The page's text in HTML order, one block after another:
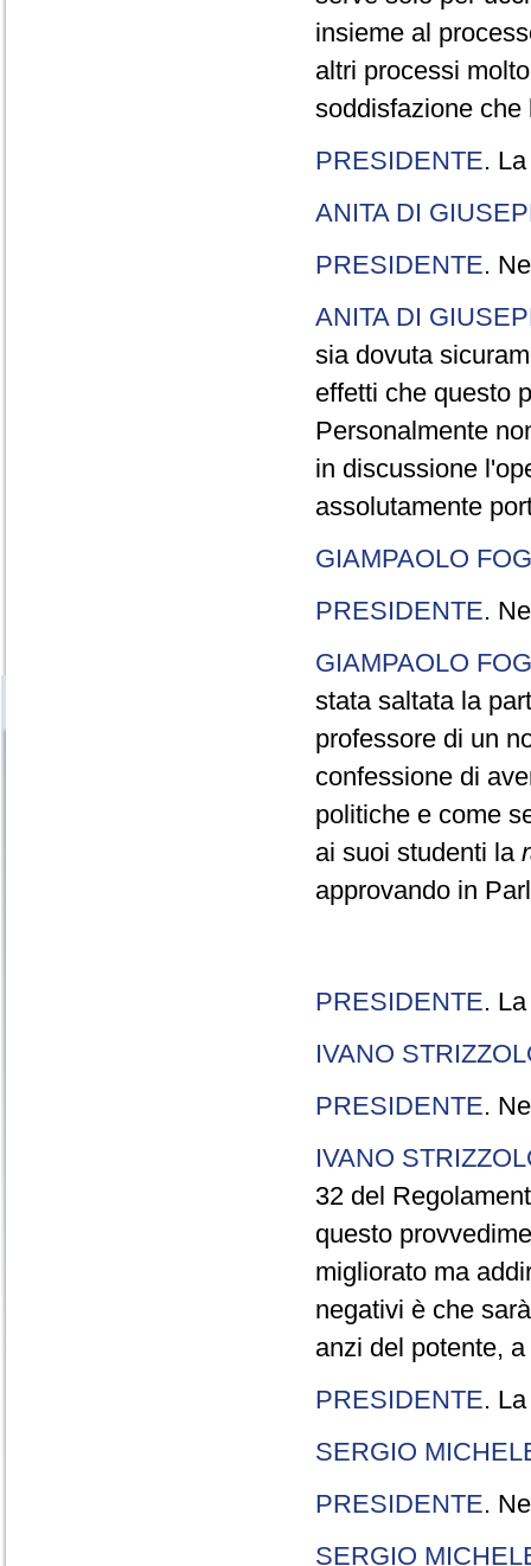
insieme al
altri processi
soddisfazione che
PRESIDENTE.
ANITA DI
PRESIDENTE.
ANITA DI
sia dovuta
effetti che questo
Personalmente
in discussione
assolutamente
GIAMPAOLO
PRESIDENTE.
GIAMPAOLO
stata saltata la
professore di un
confessione di
politiche e come
ai suoi studenti la
approvando in
PRESIDENTE.
IVANO
PRESIDENTE.
IVANO
32 del
questo
migliorato ma
negativi è che
anzi del potente,
PRESIDENTE.
SERGIO
PRESIDENTE.
SERGIO